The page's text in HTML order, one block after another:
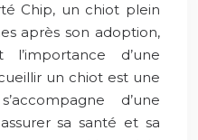
Chip, un chiot plein
après son adoption,
l’importance d’une
un chiot est une
d’une
sa santé et sa